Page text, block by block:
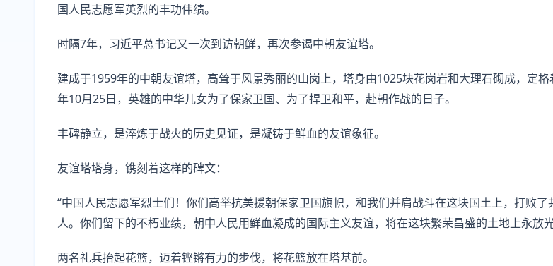
国人民志愿军英烈的丰功伟绩。
时隔7年，习近平总书记又一次到访朝鲜，再次参谒中朝友谊塔。
建成于1959年的中朝友谊塔，高耸于风景秀丽的山岗上，塔身由1025块花岗岩和大理石砌成，定
年10月25日，英雄的中华儿女为了保家卫国、为了捍卫和平，赴朝作战的日子。
丰碑静立，是淬炼于战火的历史见证，是凝铸于鲜血的友谊象征。
友谊塔塔身，镌刻着这样的碑文：
“中国人民志愿军烈士们！你们高举抗美援朝保家卫国旗帜，和我们并肩战斗在这块国土上，打败了
人。你们留下的不朽业绩，朝中人民用鲜血凝成的国际主义友谊，将在这块繁荣昌盛的土地上永放
两名礼兵抬起花篮，迈着铿锵有力的步伐，将花篮放在塔基前。